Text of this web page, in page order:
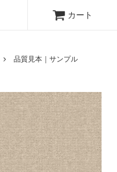
カート
品質見本｜サンプル